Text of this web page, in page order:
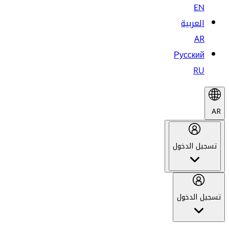
EN
العربية
AR
Русский
RU
AR
تسجيل الدخول
تسجيل الدخول